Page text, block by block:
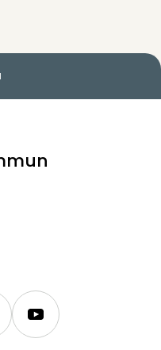
Youtube